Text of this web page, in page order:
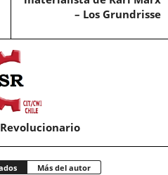
– Los Grundrisse
Más del autor